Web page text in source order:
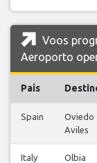
Voos
Aeroporto
País
Spain
Oviedo
Aviles
Italy Olbia